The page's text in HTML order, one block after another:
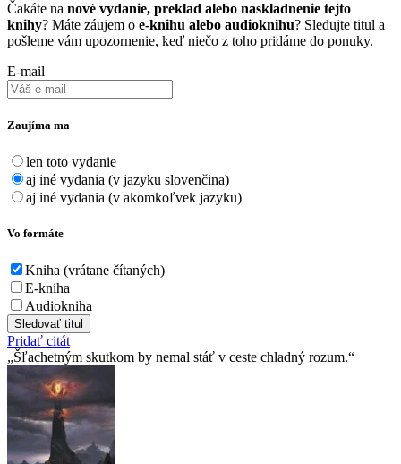
Čakáte na nové vydanie, preklad alebo naskladnenie tejto
knihy? Máte záujem o e-knihu alebo audioknihu? Sledujte titul a
pošleme vám upozornenie, keď niečo z toho pridáme do ponuky.
E-mail
Zaujíma ma
len toto vydanie
aj iné vydania (v jazyku slovenčina)
aj iné vydania (v akomkoľvek jazyku)
Vo formáte
Kniha (vrátane čítaných)
E-kniha
Audiokniha
Sledovať titul
Pridať citát
Šľachetným skutkom by nemal stáť v ceste chladný rozum.